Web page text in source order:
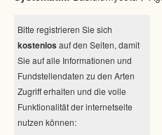
Bitte registrieren Sie sich
kostenlos auf den Seiten, damit
Sie auf alle Informationen und
Fundstellendaten zu den Arten
Zugriff erhalten und die volle
Funktionalität der internetseite
nutzen können: